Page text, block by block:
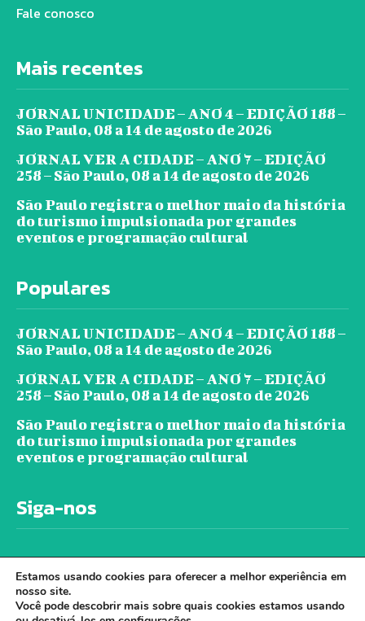
Fale conosco
Mais recentes
JORNAL UNICIDADE – ANO 4 – EDIÇÃO 188 –
São Paulo, 08 a 14 de agosto de 2026
JORNAL VER A CIDADE – ANO 7 – EDIÇÃO
258 – São Paulo, 08 a 14 de agosto de 2026
São Paulo registra o melhor maio da história
do turismo impulsionada por grandes
eventos e programação cultural
Populares
JORNAL UNICIDADE – ANO 4 – EDIÇÃO 188 –
São Paulo, 08 a 14 de agosto de 2026
JORNAL VER A CIDADE – ANO 7 – EDIÇÃO
258 – São Paulo, 08 a 14 de agosto de 2026
São Paulo registra o melhor maio da história
do turismo impulsionada por grandes
eventos e programação cultural
Siga-nos
Estamos usando cookies para oferecer a melhor experiência em
nosso site.
Você pode descobrir mais sobre quais cookies estamos usando